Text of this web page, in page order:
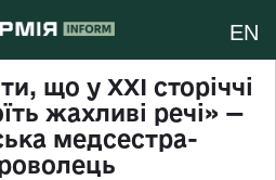
EN
що у ХХІ сторіччі
жахливі речі» —
медсестра-